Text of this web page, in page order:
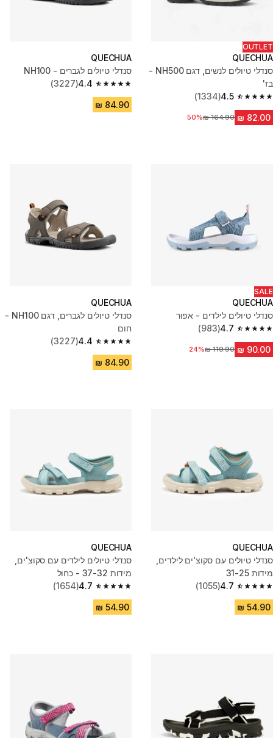
OUTLET
QUECHUA
סנדלי טיולים לנשים, דגם NH500 -
בז'
4.5
4.5 out of 5 stars from 1334 reviews
(1334)
מחיר לפני הנחה‏164.90 ₪
50%
QUECHUA
סנדלי טיולים לגברים - NH100
4.4
4.4 out of 5 stars from 3227 reviews
(3227)
SALE
QUECHUA
סנדלי טיולים לילדים - אפור
4.7
4.7 out of 5 stars from 983 reviews
(983)
מחיר לפני הנחה‏119.90 ₪
24%
QUECHUA
סנדלי טיולים לגברים, דגם NH100 -
חום
4.4
4.4 out of 5 stars from 3227 reviews
(3227)
QUECHUA
סנדלי טיולים עם סקוצ'ים לילדים,
מידות 31-25
4.7
4.7 out of 5 stars from 1055 reviews
(1055)
QUECHUA
סנדלי טיולים לילדים עם סקוצ'ים,
מידות 37-32 - כחול
4.7
4.7 out of 5 stars from 1654 reviews
(1654)